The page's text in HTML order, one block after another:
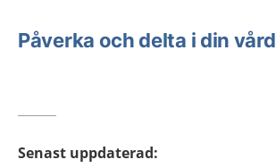
Påverka och delta i din vård
Senast uppdaterad: